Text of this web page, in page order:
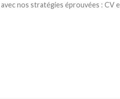
nos stratégies éprouvées : CV